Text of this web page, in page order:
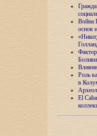
Война
основ
Роль
в
El